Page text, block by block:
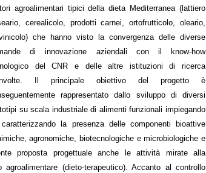
agroalimentari tipici della dieta Mediterranea (lattiero
cerealicolo, prodotti carnei, ortofrutticolo, oleario,
che hanno visto la convergenza delle diverse
di innovazione aziendali con il know-how
del CNR e delle altre istituzioni di ricerca
Il principale obiettivo del progetto è
rappresentato dallo sviluppo di diversi
su scala industriale di alimenti funzionali impiegando
la presenza delle componenti bioattive
agronomiche, biotecnologiche e microbiologiche e
proposta progettuale anche le attività mirate alla
(dieto-terapeutico). Accanto al controllo